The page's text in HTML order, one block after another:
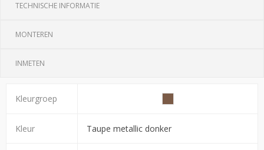
TECHNISCHE INFORMATIE
MONTEREN
INMETEN
Kleurgroep
Kleur Taupe metallic donker